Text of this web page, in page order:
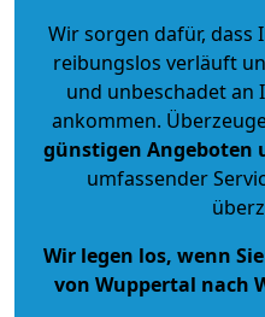
Wir sorgen dafür, dass
reibungslos verläuft
und unbeschadet
ankommen.
günstigen Angeboten
umfassender
Wir legen los, wenn
von Wuppertal nach